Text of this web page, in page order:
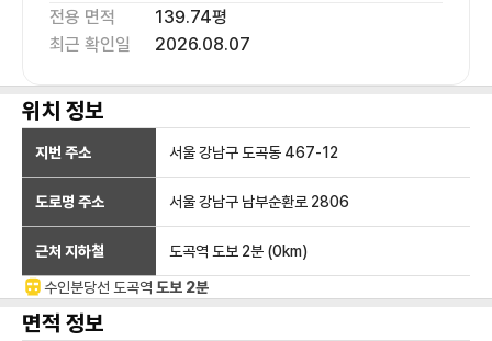
전용 면적
139.74평
최근 확인일
2026.08.07
위치 정보
지번 주소 서울 강남구 도곡동 467-12
도로명 주소 서울 강남구 남부순환로 2806
근처 지하철 도곡역 도보 2분 (0km)
수인분당선 도곡역 도보 2분
면적 정보